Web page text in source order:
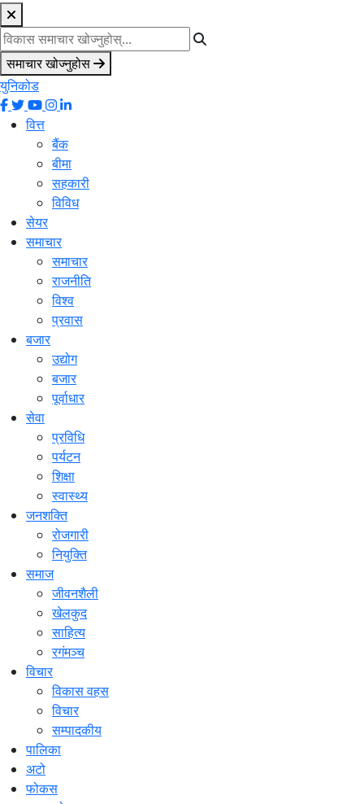
समाचार खोज्नुहोस
युनिकोड
वित्त
बैंक
बीमा
सहकारी
विविध
सेयर
समाचार
समाचार
राजनीति
विश्व
प्रवास
बजार
उद्योग
बजार
पूर्वाधार
सेवा
प्रविधि
पर्यटन
शिक्षा
स्वास्थ्य
जनशक्ति
रोजगारी
नियुक्ति
समाज
जीवनशैली
खेलकुद
साहित्य
रगंमञ्च
विचार
विकास वहस
विचार
सम्पादकीय
पालिका
अटो
फोकस